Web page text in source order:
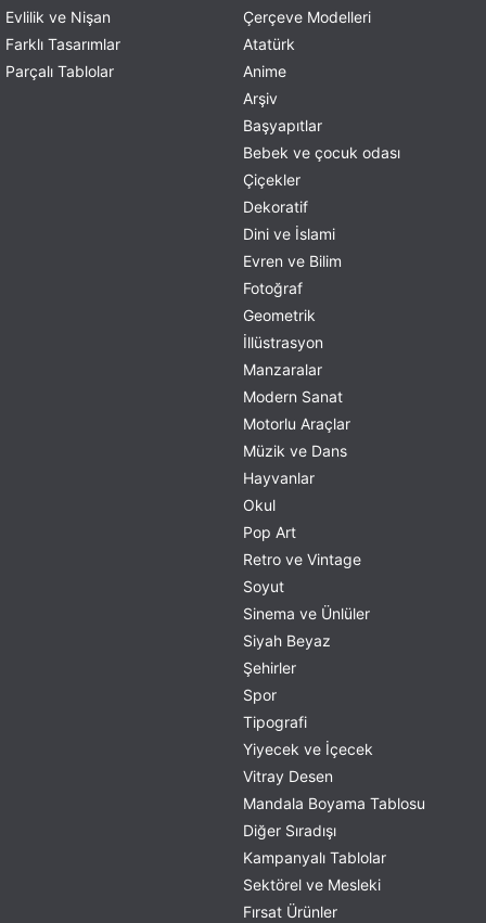
Evlilik ve Nişan
Farklı Tasarımlar
Parçalı Tablolar
Çerçeve Modelleri
Atatürk
Anime
Arşiv
Başyapıtlar
Bebek ve çocuk odası
Çiçekler
Dekoratif
Dini ve İslami
Evren ve Bilim
Fotoğraf
Geometrik
İllüstrasyon
Manzaralar
Modern Sanat
Motorlu Araçlar
Müzik ve Dans
Hayvanlar
Okul
Pop Art
Retro ve Vintage
Soyut
Sinema ve Ünlüler
Siyah Beyaz
Şehirler
Spor
Tipografi
Yiyecek ve İçecek
Vitray Desen
Mandala Boyama Tablosu
Diğer Sıradışı
Kampanyalı Tablolar
Sektörel ve Mesleki
Fırsat Ürünler